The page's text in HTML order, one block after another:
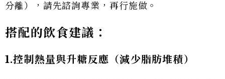
分離），請先諮詢專業，再行施做。
搭配的飲食建議：
1.控制熱量與升糖反應（減少脂肪堆積）